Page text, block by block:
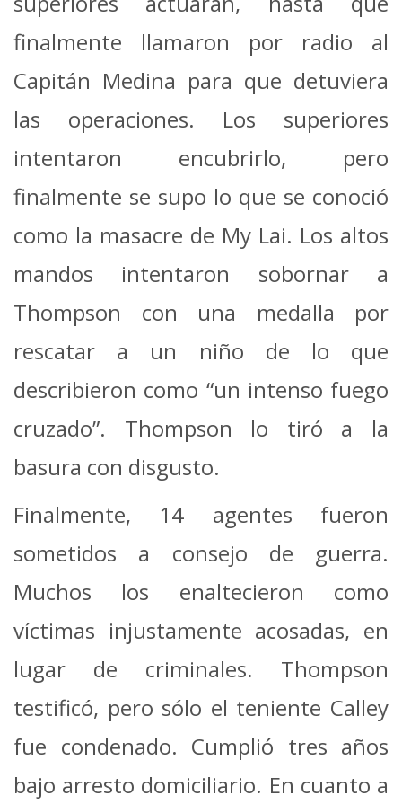
finalmente llamaron por radio al
Capitán Medina para que detuviera
las operaciones. Los superiores
intentaron encubrirlo, pero
finalmente se supo lo que se conoció
como la masacre de My Lai. Los altos
mandos intentaron sobornar a
Thompson con una medalla por
rescatar a un niño de lo que
describieron como “un intenso fuego
cruzado”. Thompson lo tiró a la
basura con disgusto.
Finalmente, 14 agentes fueron
sometidos a consejo de guerra.
Muchos los enaltecieron como
víctimas injustamente acosadas, en
lugar de criminales. Thompson
testificó, pero sólo el teniente Calley
fue condenado. Cumplió tres años
bajo arresto domiciliario. En cuanto a